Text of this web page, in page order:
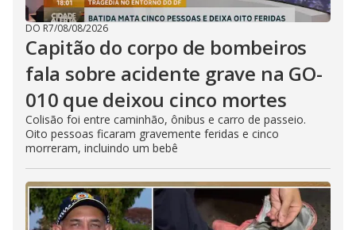
DO R7/08/08/2026
Capitão do corpo de bombeiros
fala sobre acidente grave na GO-
010 que deixou cinco mortes
Colisão foi entre caminhão, ônibus e carro de passeio.
Oito pessoas ficaram gravemente feridas e cinco
morreram, incluindo um bebê